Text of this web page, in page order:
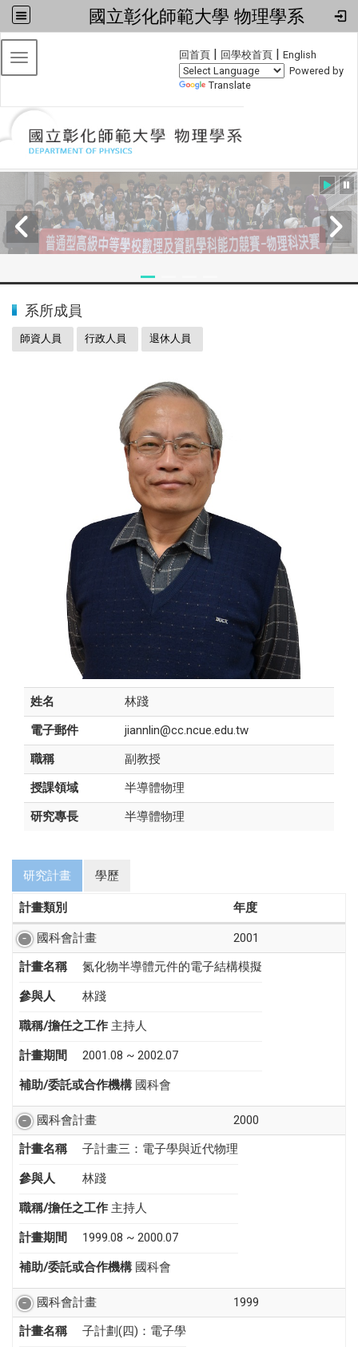
國立彰化師範大學 物理學系
回首頁 | 回學校首頁 | English
Powered by
Translate
Toggle navigation
系所成員
師資人員 行政人員 退休人員
姓名
林踐
電子郵件
jiannlin@cc.ncue.edu.tw
職稱
副教授
授課領域
半導體物理
研究專長
半導體物理
研究計畫 學歷
計畫類別 年度
國科會計畫
2001
計畫名稱
氮化物半導體元件的電子結構模擬
參與人 林踐
職稱/擔任之工作 主持人
計畫期間 2001.08 ~ 2002.07
補助/委託或合作機構 國科會
國科會計畫
2000
計畫名稱
子計畫三：電子學與近代物理
參與人 林踐
職稱/擔任之工作 主持人
計畫期間 1999.08 ~ 2000.07
補助/委託或合作機構 國科會
國科會計畫
1999
計畫名稱
子計劃(四)：電子學